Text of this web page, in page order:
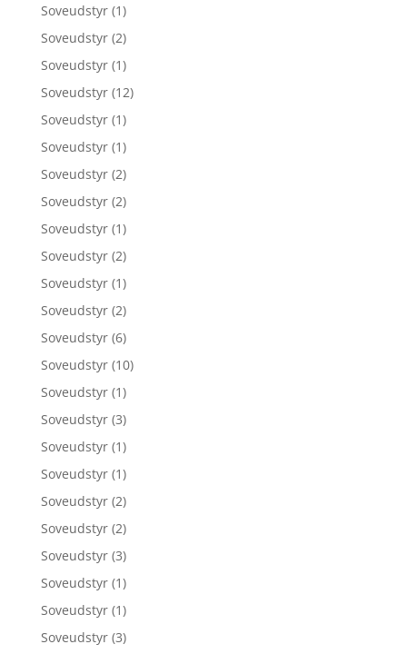
Soveudstyr (1)
Soveudstyr (2)
Soveudstyr (1)
Soveudstyr (12)
Soveudstyr (1)
Soveudstyr (1)
Soveudstyr (2)
Soveudstyr (2)
Soveudstyr (1)
Soveudstyr (2)
Soveudstyr (1)
Soveudstyr (2)
Soveudstyr (6)
Soveudstyr (10)
Soveudstyr (1)
Soveudstyr (3)
Soveudstyr (1)
Soveudstyr (1)
Soveudstyr (2)
Soveudstyr (2)
Soveudstyr (3)
Soveudstyr (1)
Soveudstyr (1)
Soveudstyr (3)